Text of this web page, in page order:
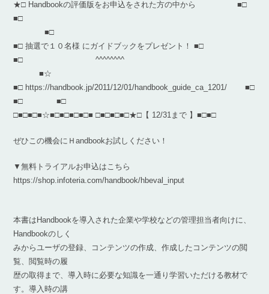
★□ Handbookの評価版をお申込をされた方の中から ■□
■□
■□
■□ 抽選で１０名様 にガイドブックをプレゼント！ ■□
■□ ^^^^^^^^
■☆
■□ https://handbook.jp/2011/12/01/handbook_guide_ca_1201/ ■□
■□ ■□
□■□■□■☆■□■□■□■□■ □■□■□■□★□【 12/31まで 】■□■□
ぜひこの機会にＨandbookお試しください！
▼無料トライアルお申込はこちら
https://shop.infoteria.com/handbook/hbeval_input
本書はHandbookを導入された企業や学校などの管理担当者向けに、
Handbookのしく
みからユーザの登録、コンテンツの作成、作成したコンテンツの閲
覧、閲覧時の履
歴の取得まで、導入時に必要な知識を一通り学習いただける教材で
す。導入時の講